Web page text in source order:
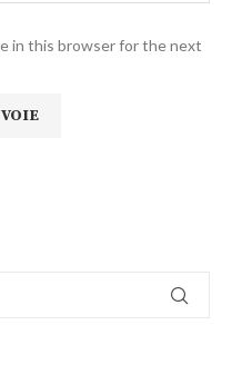
in this browser for the next